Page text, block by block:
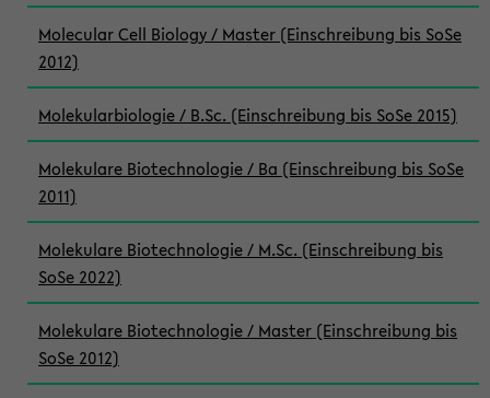
Molecular Cell Biology / Master (Einschreibung bis SoSe
2012)
Molekularbiologie / B.Sc. (Einschreibung bis SoSe 2015)
Molekulare Biotechnologie / Ba (Einschreibung bis SoSe
2011)
Molekulare Biotechnologie / M.Sc. (Einschreibung bis
SoSe 2022)
Molekulare Biotechnologie / Master (Einschreibung bis
SoSe 2012)